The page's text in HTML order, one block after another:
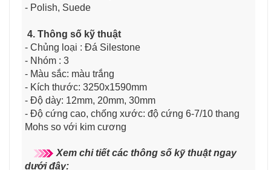
- Polish, Suede
4. Thông số kỹ thuật
- Chủng loại : Đá Silestone
- Nhóm : 3
- Màu sắc: màu trắng
- Kích thước: 3250x1590mm
- Độ dày: 12mm, 20mm, 30mm
- Độ cứng cao, chống xước: độ cứng 6-7/10 thang
Mohs so với kim cương
Xem chi tiết các thông số kỹ thuật ngay
dưới đây: